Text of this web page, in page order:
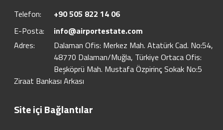
Telefon:
+90 505 822 14 06
E-Posta:
info@airportestate.com
Adres:
Dalaman Ofis: Merkez Mah. Atatürk Cad. No:54,
48770 Dalaman/Muğla, Türkiye Ortaca Ofis:
Beşköprü Mah. Mustafa Özpirinç Sokak No:5
Ziraat Bankası Arkası
Site içi Bağlantılar